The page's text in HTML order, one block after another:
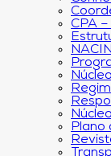
CPA
NACIN
Plano